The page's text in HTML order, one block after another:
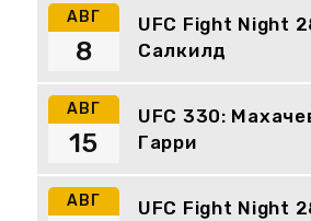
АВГ
UFC Fight Night
Салкилд
8
АВГ
UFC 330:
Гарри
15
АВГ
UFC Fight Night